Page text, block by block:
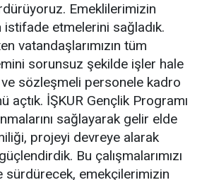
Emeklilerimizin
etmelerini sağladık.
vatandaşlarımızın tüm
sorunsuz şekilde işler hale
sözleşmeli personele kadro
açtık. İŞKUR Gençlik Programı
sağlayarak gelir elde
projeyi devreye alarak
Bu çalışmalarımızı
emekçilerimizin